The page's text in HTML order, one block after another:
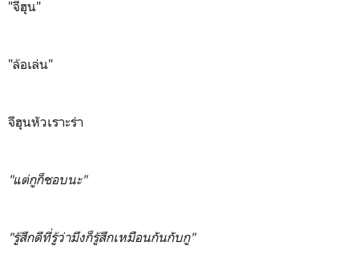
"จีฮุน"
"ล้อเล่น"
จีฮุนหัวเราะร่า
"แต่กูก็ชอบนะ"
"รู้สึกดีที่รู้ว่ามึงก็รู้สึกเหมือนกันกับกู"